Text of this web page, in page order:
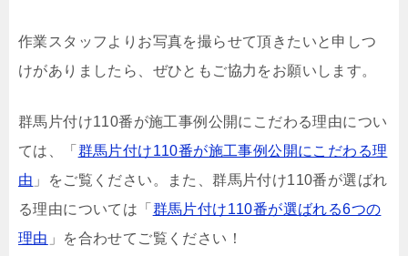
作業スタッフよりお写真を撮らせて頂きたいと申しつ
けがありましたら、ぜひともご協力をお願いします。
群馬片付け110番が施工事例公開にこだわる理由につい
ては、「 群馬片付け110番が施工事例公開にこだわる理
由 」をご覧ください。また、群馬片付け110番が選ばれ
る理由については「 群馬片付け110番が選ばれる6つの
理由 」を合わせてご覧ください！